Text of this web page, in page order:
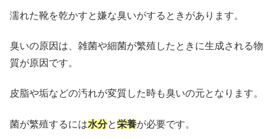
濡れた靴を乾かすと嫌な臭いがするときがあります。
臭いの原因は、雑菌や細菌が繁殖したときに生成される物
質が原因です。
皮脂や垢などの汚れが変質した時も臭いの元となります。
菌が繁殖するには水分と栄養が必要です。